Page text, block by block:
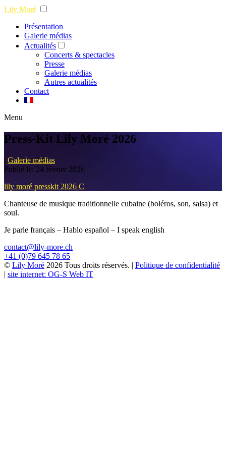
Lily Moré
Présentation
Galerie médias
Actualités
Concerts & spectacles
Presse
Galerie médias
Autres actualités
Contact
Menu
Press-Kit Lily Moré 2026
| Galerie médias
Publié le: 24 février 2026
lily moré presskit 2026 C
Chanteuse de musique traditionnelle cubaine (boléros, son, salsa) et
soul.
Je parle français – Hablo español – I speak english
contact@lily-more.ch
+41 (0)79 645 78 65
© Lily Moré 2026 Tous droits réservés. | Politique de confidentialité
| site internet: OG-S Web IT